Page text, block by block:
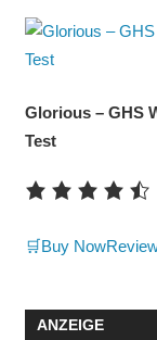
Glorious – GHS
Test
🛒Buy Now
ANZEIGE